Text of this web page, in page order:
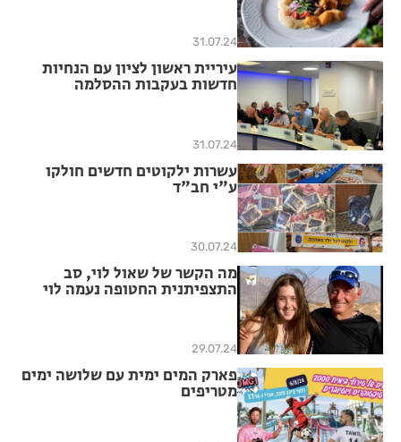
31.07.24
עיריית ראשון לציון עם הנחיות
חדשות בעקבות ההסלמה
31.07.24
עשרות ילקוטים חדשים חולקו
ע"י חב"ד
30.07.24
מה הקשר של שאול לוי, סב
התצפיתנית החטופה נעמה לוי
29.07.24
פארק המים ימית עם שלושה ימים
מטריפים